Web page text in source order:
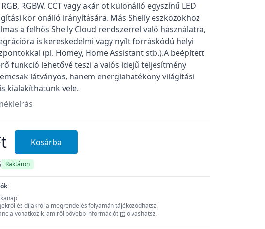
RGBW, CCT vagy akár öt különálló egyszínű LED
kör önálló irányítására. Más Shelly eszközökhöz
a felhős Shelly Cloud rendszerrel való használatra,
is kereskedelmi vagy nyílt forráskódú helyi
(pl. Homey, Home Assistant stb.).A beépített
funkció lehetővé teszi a valós idejű teljesítmény
látványos, hanem energiahatékony világítási
kialakíthatunk vele.
Kosárba
Raktáron
és díjakról a megrendelés folyamán tájékozódhatsz.
vonatkozik, amiről bővebb információt ittolvashatsz.